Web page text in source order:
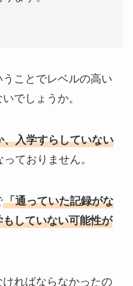
ことでレベルの高い
でしょうか。
、入学すらしていない
ておりません。
「通っていた記録がな
していない可能性が
ればならなかったの